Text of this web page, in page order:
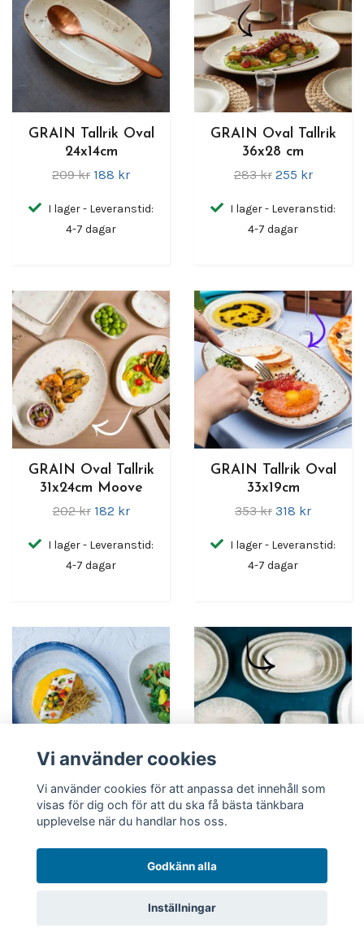
GRAIN Tallrik Oval
24x14cm
209 kr 188 kr
I lager - Leveranstid:
4-7 dagar
GRAIN Oval Tallrik
36x28 cm
283 kr 255 kr
I lager - Leveranstid:
4-7 dagar
GRAIN Oval Tallrik
31x24cm Moove
202 kr 182 kr
I lager - Leveranstid:
4-7 dagar
GRAIN Tallrik Oval
33x19cm
353 kr 318 kr
I lager - Leveranstid:
4-7 dagar
HARENA Oval
Tallrik 31x24cm
IRIS Assiett Oval
Vi använder cookies
Vi använder cookies för att anpassa det innehåll som
visas för dig och för att du ska få bästa tänkbara
upplevelse när du handlar hos oss.
Godkänn alla
Inställningar